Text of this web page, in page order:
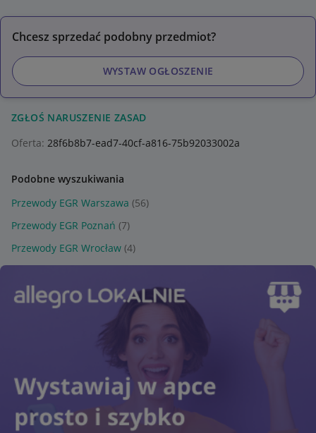
Chcesz sprzedać podobny przedmiot?
WYSTAW OGŁOSZENIE
ZGŁOŚ NARUSZENIE ZASAD
Oferta: 28f6b8b7-ead7-40cf-a816-75b92033002a
Podobne wyszukiwania
Przewody EGR Warszawa (56)
Przewody EGR Poznań (7)
Przewody EGR Wrocław (4)